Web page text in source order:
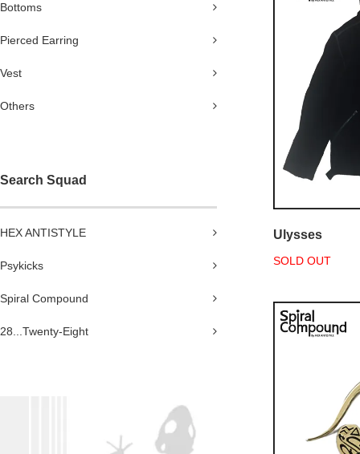
Bottoms
Pierced Earring
Vest
Others
Search Squad
HEX ANTISTYLE
Psykicks
Spiral Compound
28...Twenty-Eight
Ulysses
SOLD OUT